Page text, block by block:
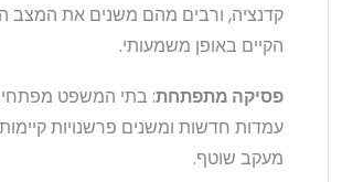
קדנציה, ורבים מהם משנים את המצב
הקיים באופן משמעותי.
פסיקה מתפתחת: בתי המשפט
עמדות חדשות ומשנים פרשנויות
מעקב שוטף.